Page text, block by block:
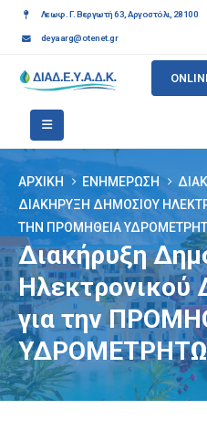
Λεωφ. Γ. Βεργωτή 63, Αργοστόλι, 28100
deyaarg@otenet.gr
ΑΡΧΙΚΉ ΕΝΗΜΈΡΩΣΗ
ΔΙΑΚΉΡΥΞΗ ΔΗΜΌΣΙΟΥ
ΤΗΝ ΠΡΟΜΗΘΕΙΑ
Διακήρυξη
Ηλεκτρονικού
για την